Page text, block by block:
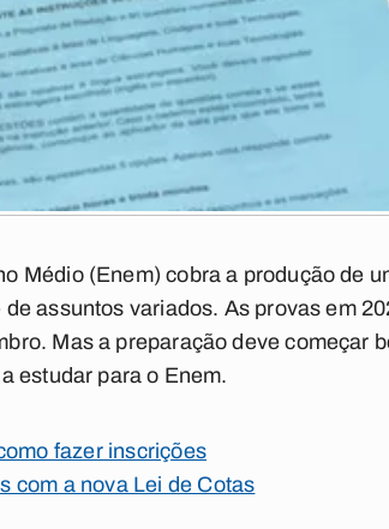
Médio (Enem) cobra a produção de
assuntos variados. As provas em
Mas a preparação deve começar
estudar para o Enem.
fazer inscrições
com a nova Lei de Cotas